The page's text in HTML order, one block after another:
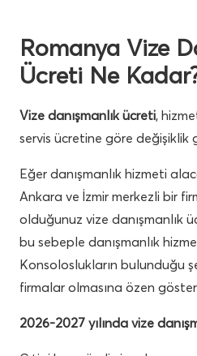
Romanya Vize
Ücreti Ne
Vize danışmanlık ücreti,
servis ücretine göre değişiklik
Eğer danışmanlık hizmeti
Ankara ve İzmir merkezli bir
olduğunuz vize danışmanlık
bu sebeple danışmanlık
Konsoloslukların bulunduğu
firmalar olmasına özen
2026-2027 yılında vize